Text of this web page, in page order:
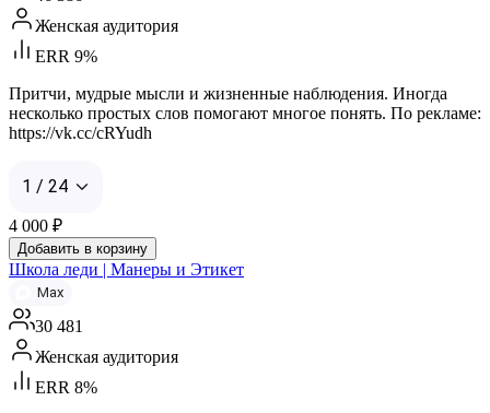
Женская аудитория
ERR 9%
Притчи, мудрые мысли и жизненные наблюдения. Иногда
несколько простых слов помогают многое понять. По рекламе:
https://vk.cc/cRYudh
1 / 24
4 000 ₽
Добавить в корзину
Школа леди | Манеры и Этикет
Max
30 481
Женская аудитория
ERR 8%